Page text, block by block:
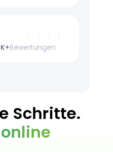
Bewertungen
Schritte.
online